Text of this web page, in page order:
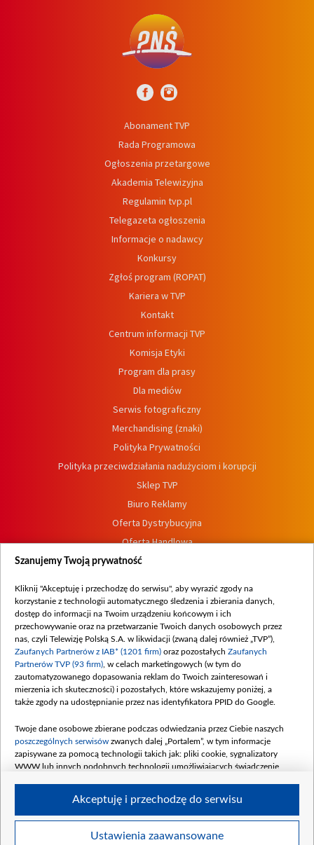
Abonament TVP
Rada Programowa
Ogłoszenia przetargowe
Akademia Telewizyjna
Regulamin tvp.pl
Telegazeta ogłoszenia
Informacje o nadawcy
Konkursy
Zgłoś program (ROPAT)
Kariera w TVP
Kontakt
Centrum informacji TVP
Komisja Etyki
Program dla prasy
Dla mediów
Serwis fotograficzny
Merchandising (znaki)
Polityka Prywatności
Polityka przeciwdziałania nadużyciom i korupcji
Sklep TVP
Biuro Reklamy
Oferta Dystrybucyjna
Oferta Handlowa
Dostępność
Procedura zgłoszeń wewnętrznych
Szanujemy Twoją prywatność
Kliknij "Akceptuję i przechodzę do serwisu", aby wyrazić zgody na
korzystanie z technologii automatycznego śledzenia i zbierania danych,
dostęp do informacji na Twoim urządzeniu końcowym i ich
przechowywanie oraz na przetwarzanie Twoich danych osobowych przez
nas, czyli Telewizję Polską S.A. w likwidacji (zwaną dalej również „TVP”),
Zaufanych Partnerów z IAB* (1201 firm) oraz pozostałych Zaufanych
Partnerów TVP (93 firm) , w celach marketingowych (w tym do
zautomatyzowanego dopasowania reklam do Twoich zainteresowań i
mierzenia ich skuteczności) i pozostałych, które wskazujemy poniżej, a
także zgody na udostępnianie przez nas identyfikatora PPID do Google.
Twoje dane osobowe zbierane podczas odwiedzania przez Ciebie naszych
poszczególnych serwisów zwanych dalej „Portalem”, w tym informacje
zapisywane za pomocą technologii takich jak: pliki cookie, sygnalizatory
WWW lub innych podobnych technologii umożliwiających świadczenie
Twoje dane osobowe zbierane podczas odwiedzania przez Ciebie
Ustawienia zaawansowane
Akceptuję i przechodzę do serwisu